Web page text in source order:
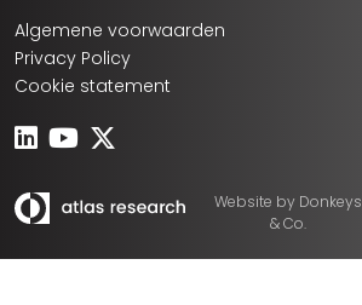
Algemene voorwaarden
Privacy Policy
Cookie statement
Website by Donkeys
& Co.